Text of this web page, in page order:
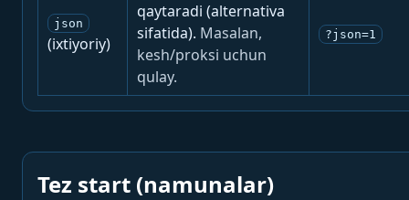
json
(ixtiyoriy)
qaytaradi (alternativa
sifatida). Masalan,
kesh/proksi uchun
qulay.
?json=1
Tez start (namunalar)